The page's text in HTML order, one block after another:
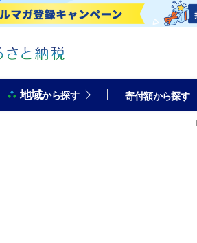
地域から探す 寄付額から探す